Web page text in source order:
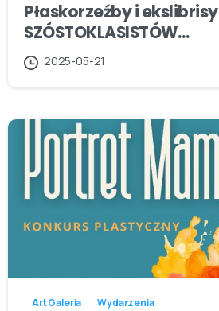
Płaskorzeźby i ekslibrisy
SZÓSTOKLASISTÓW…
2025-05-21
Art Galeria Wydarzenia